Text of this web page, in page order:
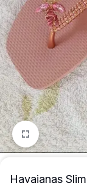
para
quem
mais
Havaianas